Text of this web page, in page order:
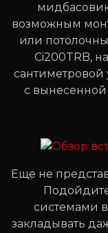
возможным
или
Ci200TRB,
сантиметровой
с
Еще не
системами
закладывать